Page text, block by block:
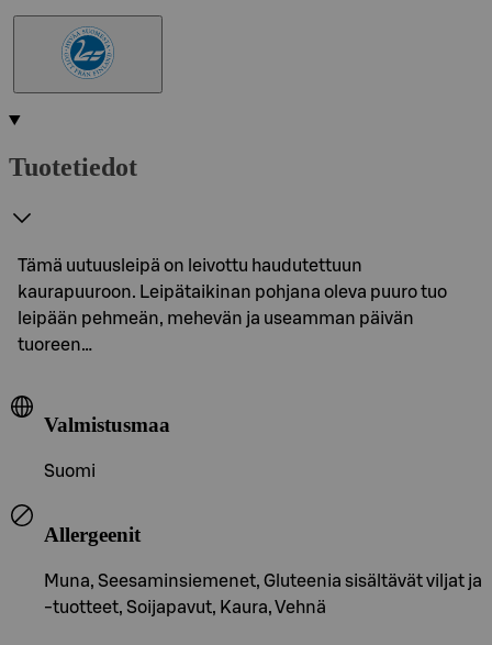
Tuotetiedot
Tämä uutuusleipä on leivottu haudutettuun
kaurapuuroon. Leipätaikinan pohjana oleva puuro tuo
leipään pehmeän, mehevän ja useamman päivän
tuoreen…
Valmistusmaa
Suomi
Allergeenit
Muna, Seesaminsiemenet, Gluteenia sisältävät viljat ja
-tuotteet, Soijapavut, Kaura, Vehnä